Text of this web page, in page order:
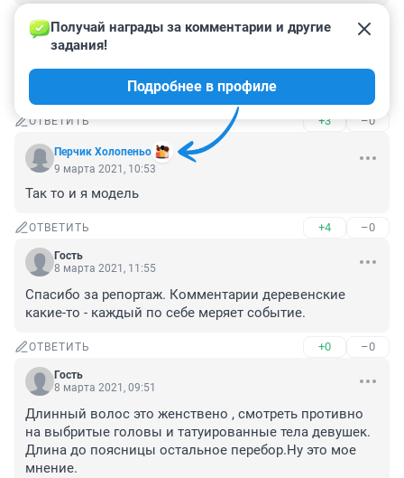
ОТВЕТИТЬ –0
Гость
зато сразу видно кто длину волос фотал, а кто жепу.
ОТВЕТИТЬ +3 –0
Перчик Холопеньо
Получай награды за комментарии и другие
задания!
Подробнее в профиле
9 марта 2021, 10:53
Так то и я модель
ОТВЕТИТЬ +4 –0
Гость
8 марта 2021, 11:55
Спасибо за репортаж. Комментарии деревенские
какие-то - каждый по себе меряет событие.
ОТВЕТИТЬ +0 –0
Гость
8 марта 2021, 09:51
Длинный волос это женствено , смотреть противно
на выбритые головы и татуированные тела девушек.
Длина до поясницы остальное перебор.Ну это мое
мнение.